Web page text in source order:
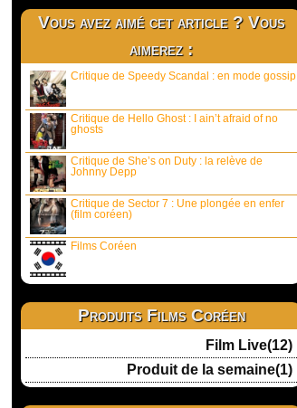
Vous avez aimé cet article ? Vous
aimerez :
Critique de Speedy Scandal : en mode gossip
Critique de Hello Ghost : I ain’t afraid of no
ghosts
Critique de She’s on Duty : la relève de
Johnny Depp
Critique de Sector 7 : Une plongée en enfer
(film coréen)
Films Coréen
Produits Films Coréen
Film Live(12)
Produit de la semaine(1)